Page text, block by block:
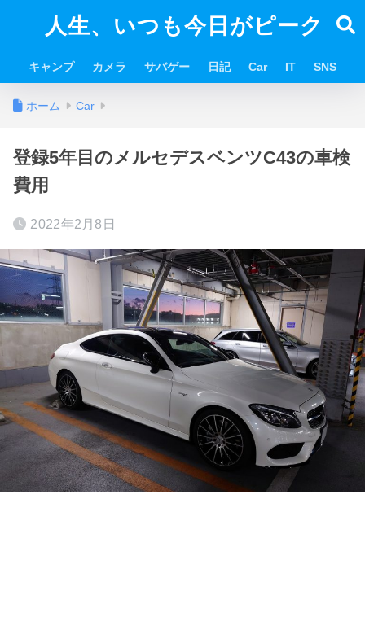
人生、いつも今日がピーク
キャンプ カメラ サバゲー 日記 Car IT SNS
ホーム Car
登録5年目のメルセデスベンツC43の車検
費用
2022年2月8日